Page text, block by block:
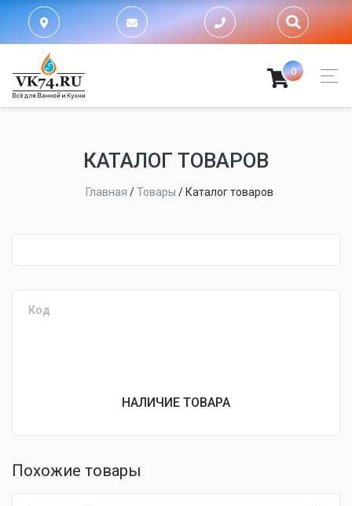
0
КАТАЛОГ ТОВАРОВ
Главная /Товары / Каталог товаров
Код
НАЛИЧИЕ ТОВАРА
Похожие товары